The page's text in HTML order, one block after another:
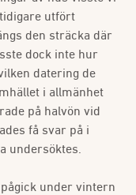
utfört
den sträcka där
dock inte hur
datering de
i allmänhet
på halvön vid
få svar på i
undersöktes.
under vintern